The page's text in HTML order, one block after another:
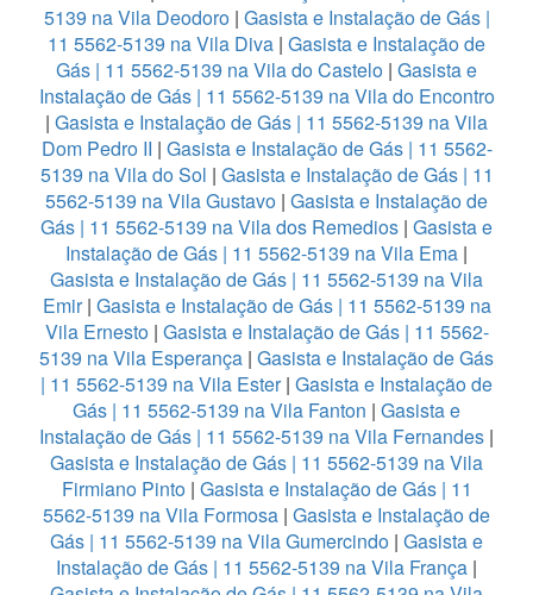
5139 na Vila Deodoro| Gasista e Instalação de Gás |
11 5562-5139 na Vila Diva | Gasista e Instalação de
Gás | 11 5562-5139 na Vila do Castelo | Gasista e
Instalação de Gás | 11 5562-5139 na Vila do Encontro
| Gasista e Instalação de Gás | 11 5562-5139 na Vila
Dom Pedro II | Gasista e Instalação de Gás | 11 5562-
5139 na Vila do Sol | Gasista e Instalação de Gás | 11
5562-5139 na Vila Gustavo | Gasista e Instalação de
Gás | 11 5562-5139 na Vila dos Remedios | Gasista e
Instalação de Gás | 11 5562-5139 na Vila Ema |
Gasista e Instalação de Gás | 11 5562-5139 na Vila
Emir| Gasista e Instalação de Gás | 11 5562-5139 na
Vila Ernesto| Gasista e Instalação de Gás | 11 5562-
5139 na Vila Esperança | Gasista e Instalação de Gás
| 11 5562-5139 na Vila Ester| Gasista e Instalação de
Gás | 11 5562-5139 na Vila Fanton | Gasista e
Instalação de Gás | 11 5562-5139 na Vila Fernandes |
Gasista e Instalação de Gás | 11 5562-5139 na Vila
Firmiano Pinto| Gasista e Instalação de Gás | 11
5562-5139 na Vila Formosa | Gasista e Instalação de
Gás | 11 5562-5139 na Vila Gumercindo | Gasista e
Instalação de Gás | 11 5562-5139 na Vila França |